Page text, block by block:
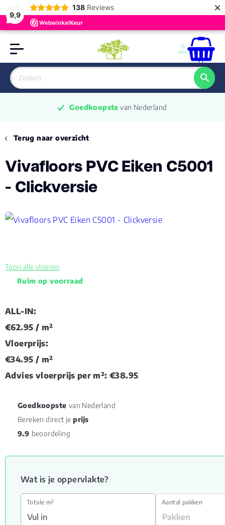
9,9
138 Reviews ×
0
Goedkoopste van Nederland
Terug naar overzicht
Vivafloors PVC Eiken C5001
- Clickversie
Toon alle vloeren
Ruim op voorraad
ALL-IN:
€62.95 / m²
Vloerprijs:
€34.95 / m²
Advies vloerprijs per m²: €38.95
Goedkoopste van Nederland
Bereken direct jeprijs
9.9 beoordeling
Wat is je oppervlakte?
Totale m² Aantal pakken